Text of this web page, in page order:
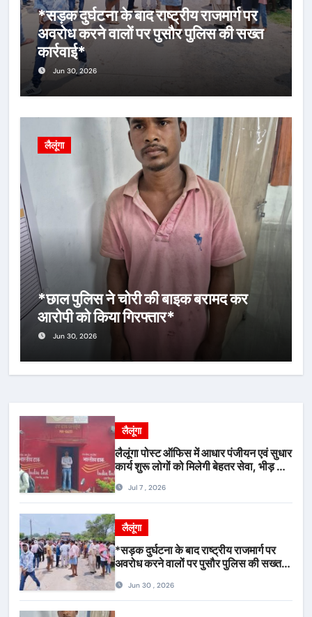
*सड़क दुर्घटना के बाद राष्ट्रीय राजमार्ग पर
अवरोध करने वालों पर पुसौर पुलिस की सख्त
कार्रवाई*
Jun 30, 2026
लैलूंगा
*छाल पुलिस ने चोरी की बाइक बरामद कर
आरोपी को किया गिरफ्तार*
Jun 30, 2026
लैलूंगा
लैलूंगा पोस्ट ऑफिस में आधार पंजीयन एवं सुधार
कार्य शुरू लोगों को मिलेगी बेहतर सेवा, भीड़ से
Jul 7 , 2026
लैलूंगा
*सड़क दुर्घटना के बाद राष्ट्रीय राजमार्ग पर
अवरोध करने वालों पर पुसौर पुलिस की सख्त
Jun 30 , 2026